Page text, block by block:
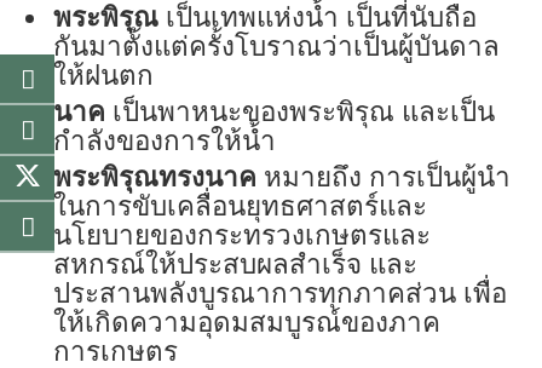
พระพิรุณเป็นเทพแห่งน้ำ เป็นที่นับถือ
กันมาตั้งแต่ครั้งโบราณว่าเป็นผู้บันดาล
ให้ฝนตก
นาค เป็นพาหนะของพระพิรุณ และเป็น
กำลังของการให้น้ำ
พระพิรุณทรงนาค หมายถึง การเป็นผู้นำ
ในการขับเคลื่อนยุทธศาสตร์และ
นโยบายของกระทรวงเกษตรและ
สหกรณ์ให้ประสบผลสำเร็จ และ
ประสานพลังบูรณาการทุกภาคส่วน เพื่อ
ให้เกิดความอุดมสมบูรณ์ของภาค
การเกษตร